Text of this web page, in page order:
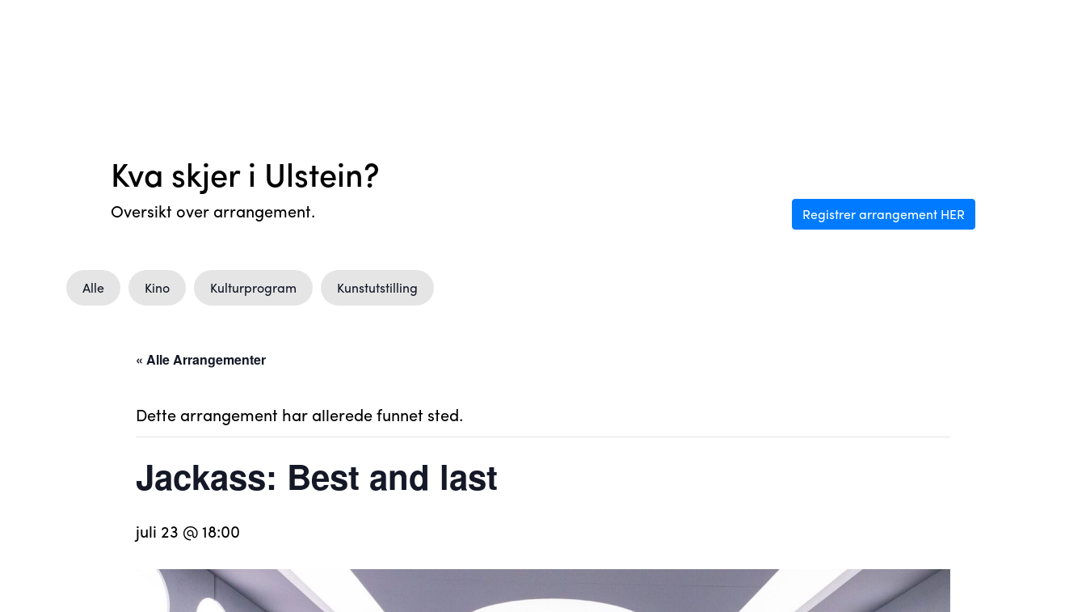
Kva skjer i Ulstein?
Oversikt over arrangement. Registrer arrangement HER
Alle Kino Kulturprogram Kunstutstilling
« Alle Arrangementer
Dette arrangement har allerede funnet sted.
Jackass: Best and last
juli 23 @ 18:00